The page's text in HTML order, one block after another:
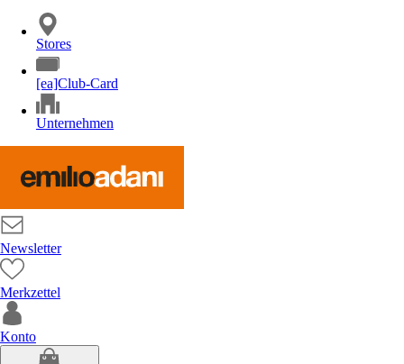
Stores
[ea]Club-Card
Unternehmen
Newsletter
Merkzettel
Konto